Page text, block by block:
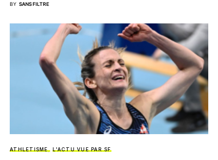
BY SANS FILTRE
ATHLETISME L'ACTU VUE PAR SF